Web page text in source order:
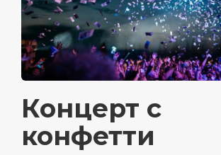
Концерт с
конфетти